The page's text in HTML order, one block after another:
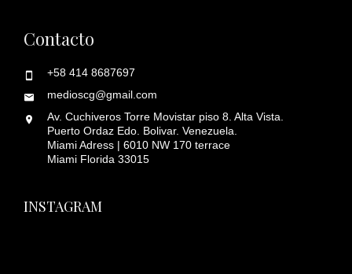
Contacto
+58 414 8687697
medioscg@gmail.com
Av. Cuchiveros Torre Movistar piso 8. Alta Vista.
Puerto Ordaz Edo. Bolivar. Venezuela.
Miami Adress | 6010 NW 170 terrace
Miami Florida 33015
INSTAGRAM